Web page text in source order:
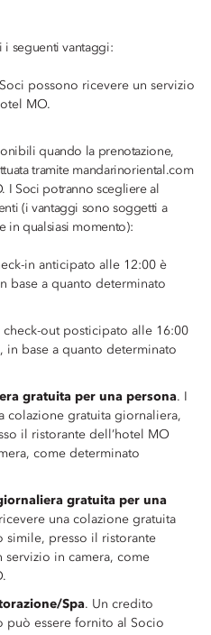
i seguenti vantaggi:
possono ricevere un servizio
MO.
quando la prenotazione,
tramite mandarinoriental.com
I Soci potranno scegliere al
(i vantaggi sono soggetti a
in qualsiasi momento):
in anticipato alle 12:00 è
base a quanto determinato
check-out posticipato alle 16:00
base a quanto determinato
gratuita per una persona. I
colazione gratuita giornaliera,
il ristorante dell’hotel MO
come determinato
gratuita per una
una colazione gratuita
simile, presso il ristorante
in camera, come
Spa. Un credito
può essere fornito al Socio